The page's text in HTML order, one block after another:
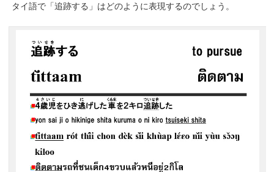
タイ語で「追跡する」はどのように表現するのでしょう。